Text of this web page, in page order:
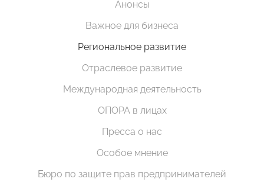
Анонсы
Важное для бизнеса
Региональное развитие
Отраслевое развитие
Международная деятельность
ОПОРА в лицах
Пресса о нас
Особое мнение
Бюро по защите прав предпринимателей